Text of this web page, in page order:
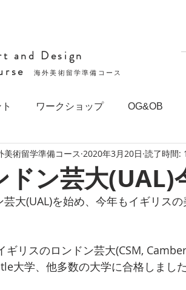
and Design
海外美術留学準備コース
ワークショップ OG&OB
ドン芸大(UAL)
美術留学準備コース 2020年3月20日 読了時間:
芸大(UAL)を始め、今年もイギリス
ギリスのロンドン芸大(CSM,
大学、他多数の大学に合格しました